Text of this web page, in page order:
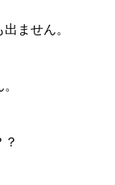
ません。